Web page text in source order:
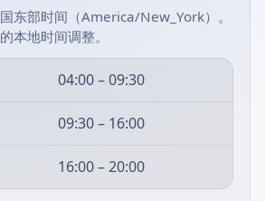
东部时间（America/New_York）。
本地时间调整。
04:00 – 09:30
09:30 – 16:00
16:00 – 20:00